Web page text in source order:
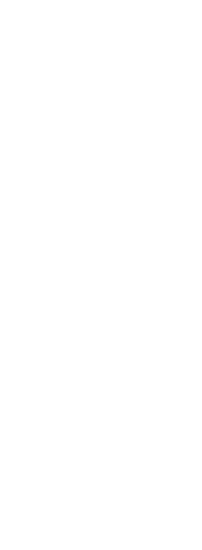
αγαπημένα
αγαπημένα
αγαπημένα